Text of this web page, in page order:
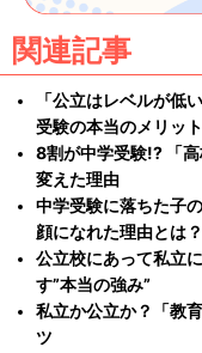
関連記事
「公立はレベルが低
受験の本当のメリット
8割が中学受験!? 「
変えた理由
中学受験に落ちた子
顔になれた理由とは？
公立校にあって私立
す”本当の強み”
私立か公立か？「教
ツ